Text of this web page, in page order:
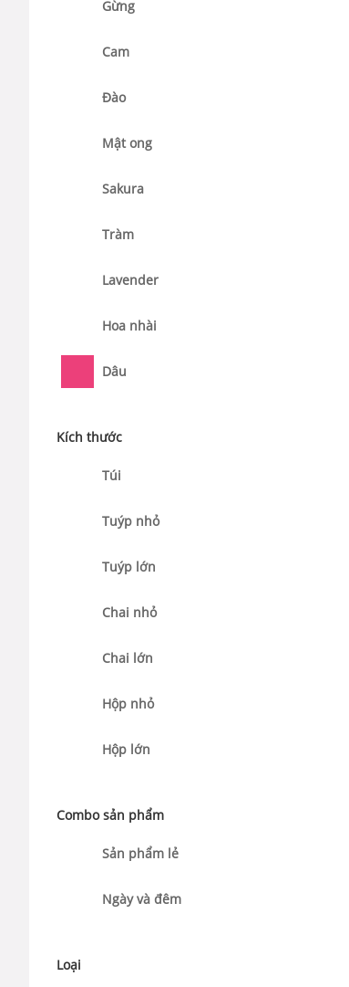
Gừng
Cam
Đào
Mật ong
Sakura
Tràm
Lavender
Hoa nhài
Dâu
Kích thước
Túi
Tuýp nhỏ
Tuýp lớn
Chai nhỏ
Chai lớn
Hộp nhỏ
Hộp lớn
Combo sản phẩm
Sản phẩm lẻ
Ngày và đêm
Loại